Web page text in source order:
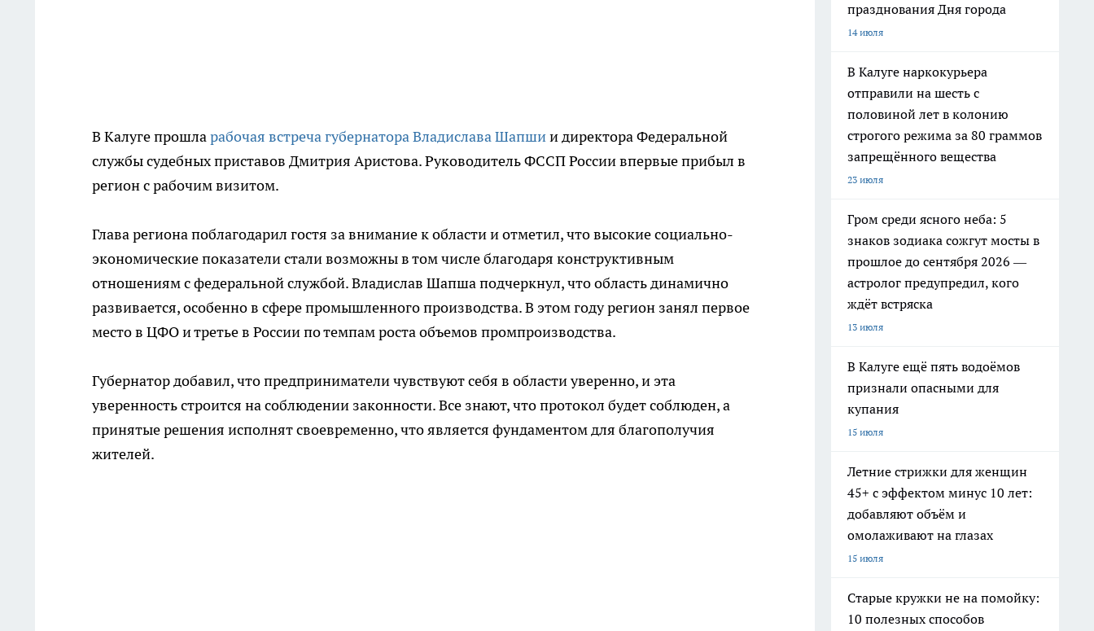
В Калуге прошларабочая встреча губернатора Владислава Шапшии директора Федеральной
службы судебных приставов Дмитрия Аристова. Руководитель ФССП России впервые прибыл в
регион с рабочим визитом.
Глава региона поблагодарил гостя за внимание к области и отметил, что высокие социально-
экономические показатели стали возможны в том числе благодаря конструктивным
отношениям с федеральной службой. Владислав Шапша подчеркнул, что область динамично
развивается, особенно в сфере промышленного производства. В этом году регион занял первое
место в ЦФО и третье в России по темпам роста объемов промпроизводства.
Губернатор добавил, что предприниматели чувствуют себя в области уверенно, и эта
уверенность строится на соблюдении законности. Все знают, что протокол будет соблюден, а
принятые решения исполнят своевременно, что является фундаментом для благополучия
жителей.
празднования Дня города
14 июля
В Калуге наркокурьера
отправили на шесть с
половиной лет в колонию
строгого режима за 80 граммов
запрещённого вещества
23 июля
Гром среди ясного неба: 5
знаков зодиака сожгут мосты в
прошлое до сентября 2026 —
астролог предупредил, кого
ждёт встряска
13 июля
В Калуге ещё пять водоёмов
признали опасными для
купания
15 июля
Летние стрижки для женщин
45+ с эффектом минус 10 лет:
добавляют объём и
омолаживают на глазах
15 июля
Старые кружки не на помойку:
10 полезных способов